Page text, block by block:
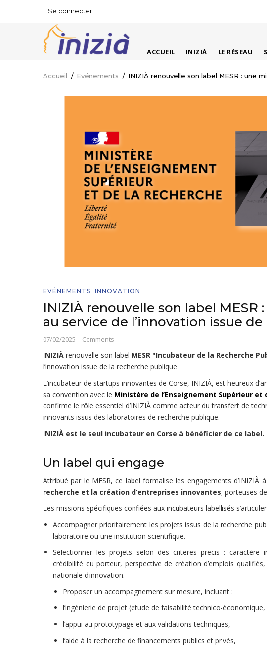
USER
ACCOUNT
MENU
Se connecter
NAVIGATION
ACCUEIL INIZIÀ LE RÉSEAU
Fil
d'Ariane
Accueil / Evénements / INIZIÀ renouvelle son label MESR : une
EVÉNEMENTS INNOVATION
INIZIÀ renouvelle son label MESR
au service de l’innovation issue
07/02/2025 - Comments
INIZIÀ renouvelle son label MESR "Incubateur de la Recherche
l’innovation issue de la recherche publique
L’incubateur de startups innovantes de Corse, INIZIÀ, est heureux
sa convention avec le Ministère de l’Enseignement Supérieur et
confirme le rôle essentiel d’INIZIÀ comme acteur du transfert de
innovants issus des laboratoires de recherche publique.
INIZIÀ est le seul incubateur en Corse à bénéficier de ce label.
Un label qui engage
Attribué par le MESR, ce label formalise les engagements d’INIZIÀ à
recherche et la création d’entreprises innovantes, porteuses de
Les missions spécifiques confiées aux incubateurs labellisés
Accompagner prioritairement les projets issus de la recherche
laboratoire ou une institution scientifique.
Sélectionner les projets selon des critères précis : caractère
crédibilité du porteur, perspective de création d’emplois
nationale d’innovation.
Proposer un accompagnement sur mesure, incluant :
l’ingénierie de projet (étude de faisabilité technico-
l’appui au prototypage et aux validations techniques,
l’aide à la recherche de financements publics et privés,